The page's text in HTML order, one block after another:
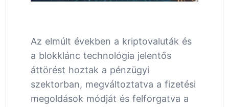
Az elmúlt években a kriptovaluták és
a blokklánc technológia jelentős
áttörést hoztak a pénzügyi
szektorban, megváltoztatva a fizetési
megoldások módját és felforgatva a